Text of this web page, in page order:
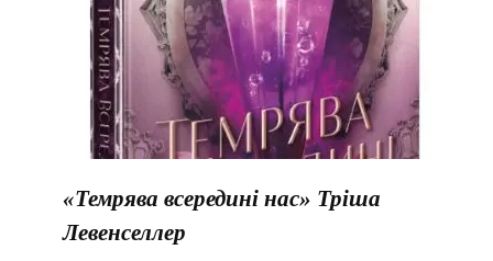
«Темрява всередині нас» Тріша
Левенселлер